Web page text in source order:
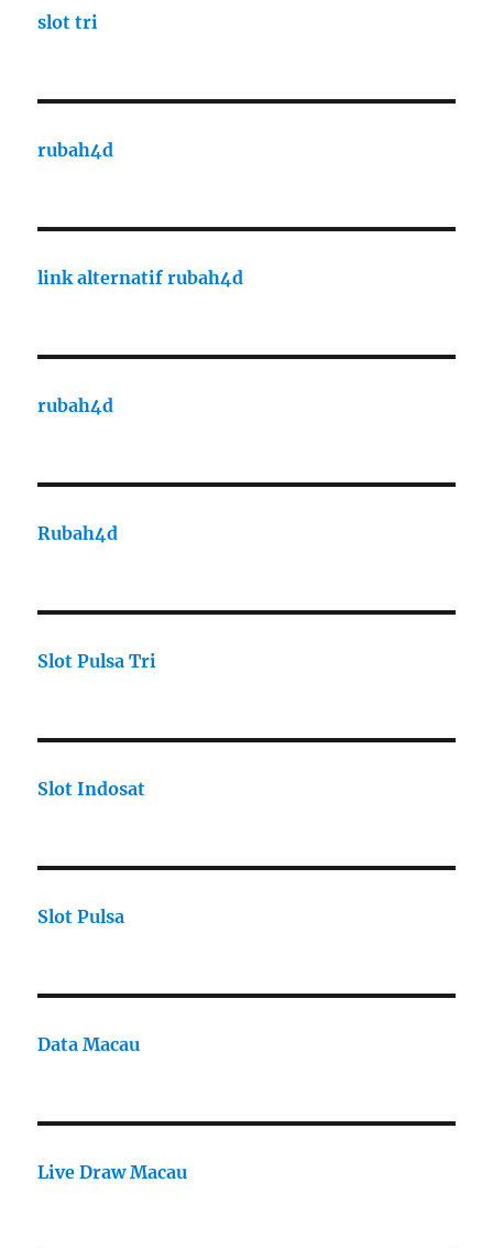
slot tri
rubah4d
link alternatif rubah4d
rubah4d
Rubah4d
Slot Pulsa Tri
Slot Indosat
Slot Pulsa
Data Macau
Live Draw Macau